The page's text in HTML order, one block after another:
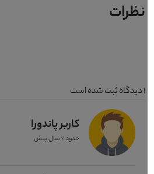
نظرات
دیدگاه ثبت شده است
کاربر پاندورا
حدود 2 سال پیش